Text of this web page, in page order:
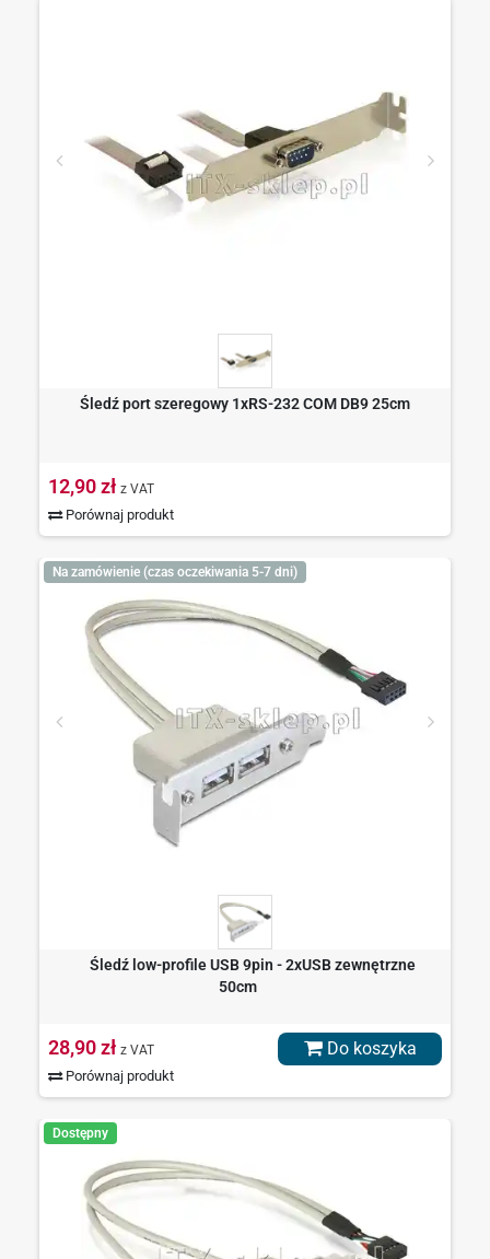
Śledź port szeregowy 1xRS-232 COM DB9 25cm
12,90 zł z VAT
Porównaj produkt
Na zamówienie (czas oczekiwania 5-7 dni)
Śledź low-profile USB 9pin - 2xUSB zewnętrzne
50cm
28,90 zł z VAT
Porównaj produkt
Do koszyka
Dostępny